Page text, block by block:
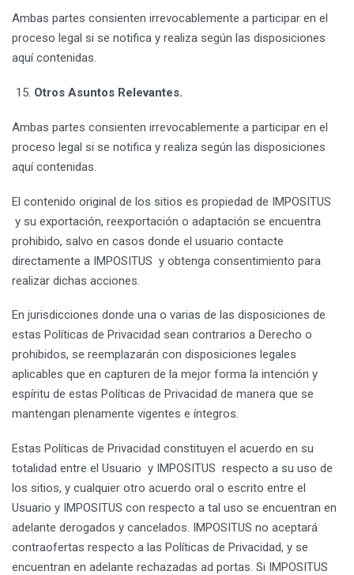
Ambas partes consienten irrevocablemente a participar en el
proceso legal si se notifica y realiza según las disposiciones
aquí contenidas.
Otros Asuntos Relevantes.
Ambas partes consienten irrevocablemente a participar en el
proceso legal si se notifica y realiza según las disposiciones
aquí contenidas.
El contenido original de los sitios es propiedad de IMPOSITUS
y su exportación, reexportación o adaptación se encuentra
prohibido, salvo en casos donde el usuario contacte
directamente a IMPOSITUS y obtenga consentimiento para
realizar dichas acciones.
En jurisdicciones donde una o varias de las disposiciones de
estas Políticas de Privacidad sean contrarios a Derecho o
prohibidos, se reemplazarán con disposiciones legales
aplicables que en capturen de la mejor forma la intención y
espíritu de estas Políticas de Privacidad de manera que se
mantengan plenamente vigentes e íntegros.
Estas Políticas de Privacidad constituyen el acuerdo en su
totalidad entre el Usuario y IMPOSITUS respecto a su uso de
los sitios, y cualquier otro acuerdo oral o escrito entre el
Usuario y IMPOSITUS con respecto a tal uso se encuentran en
adelante derogados y cancelados. IMPOSITUS no aceptará
contraofertas respecto a las Políticas de Privacidad, y se
encuentran en adelante rechazadas ad portas. Si IMPOSITUS